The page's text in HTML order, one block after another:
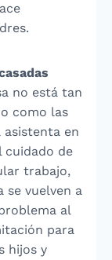
no está tan
como las
asistenta en
cuidado de
trabajo,
se vuelven a
al
para
hijos y